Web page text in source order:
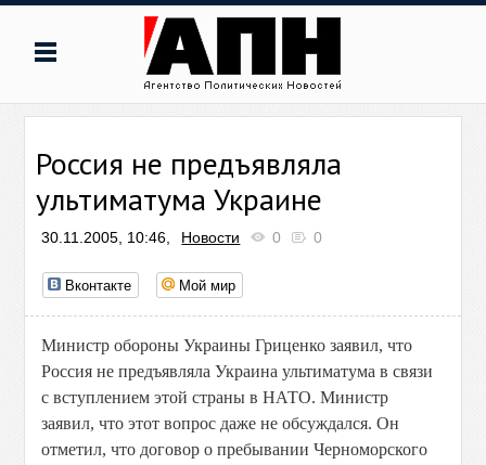
Россия не предъявляла
ультиматума Украине
30.11.2005, 10:46, Новости 0 0
Вконтакте Мой мир
Министр обороны Украины Гриценко заявил, что
Россия не предъявляла Украина ультиматума в связи
с вступлением этой страны в НАТО. Министр
заявил, что этот вопрос даже не обсуждался. Он
отметил, что договор о пребывании Черноморского